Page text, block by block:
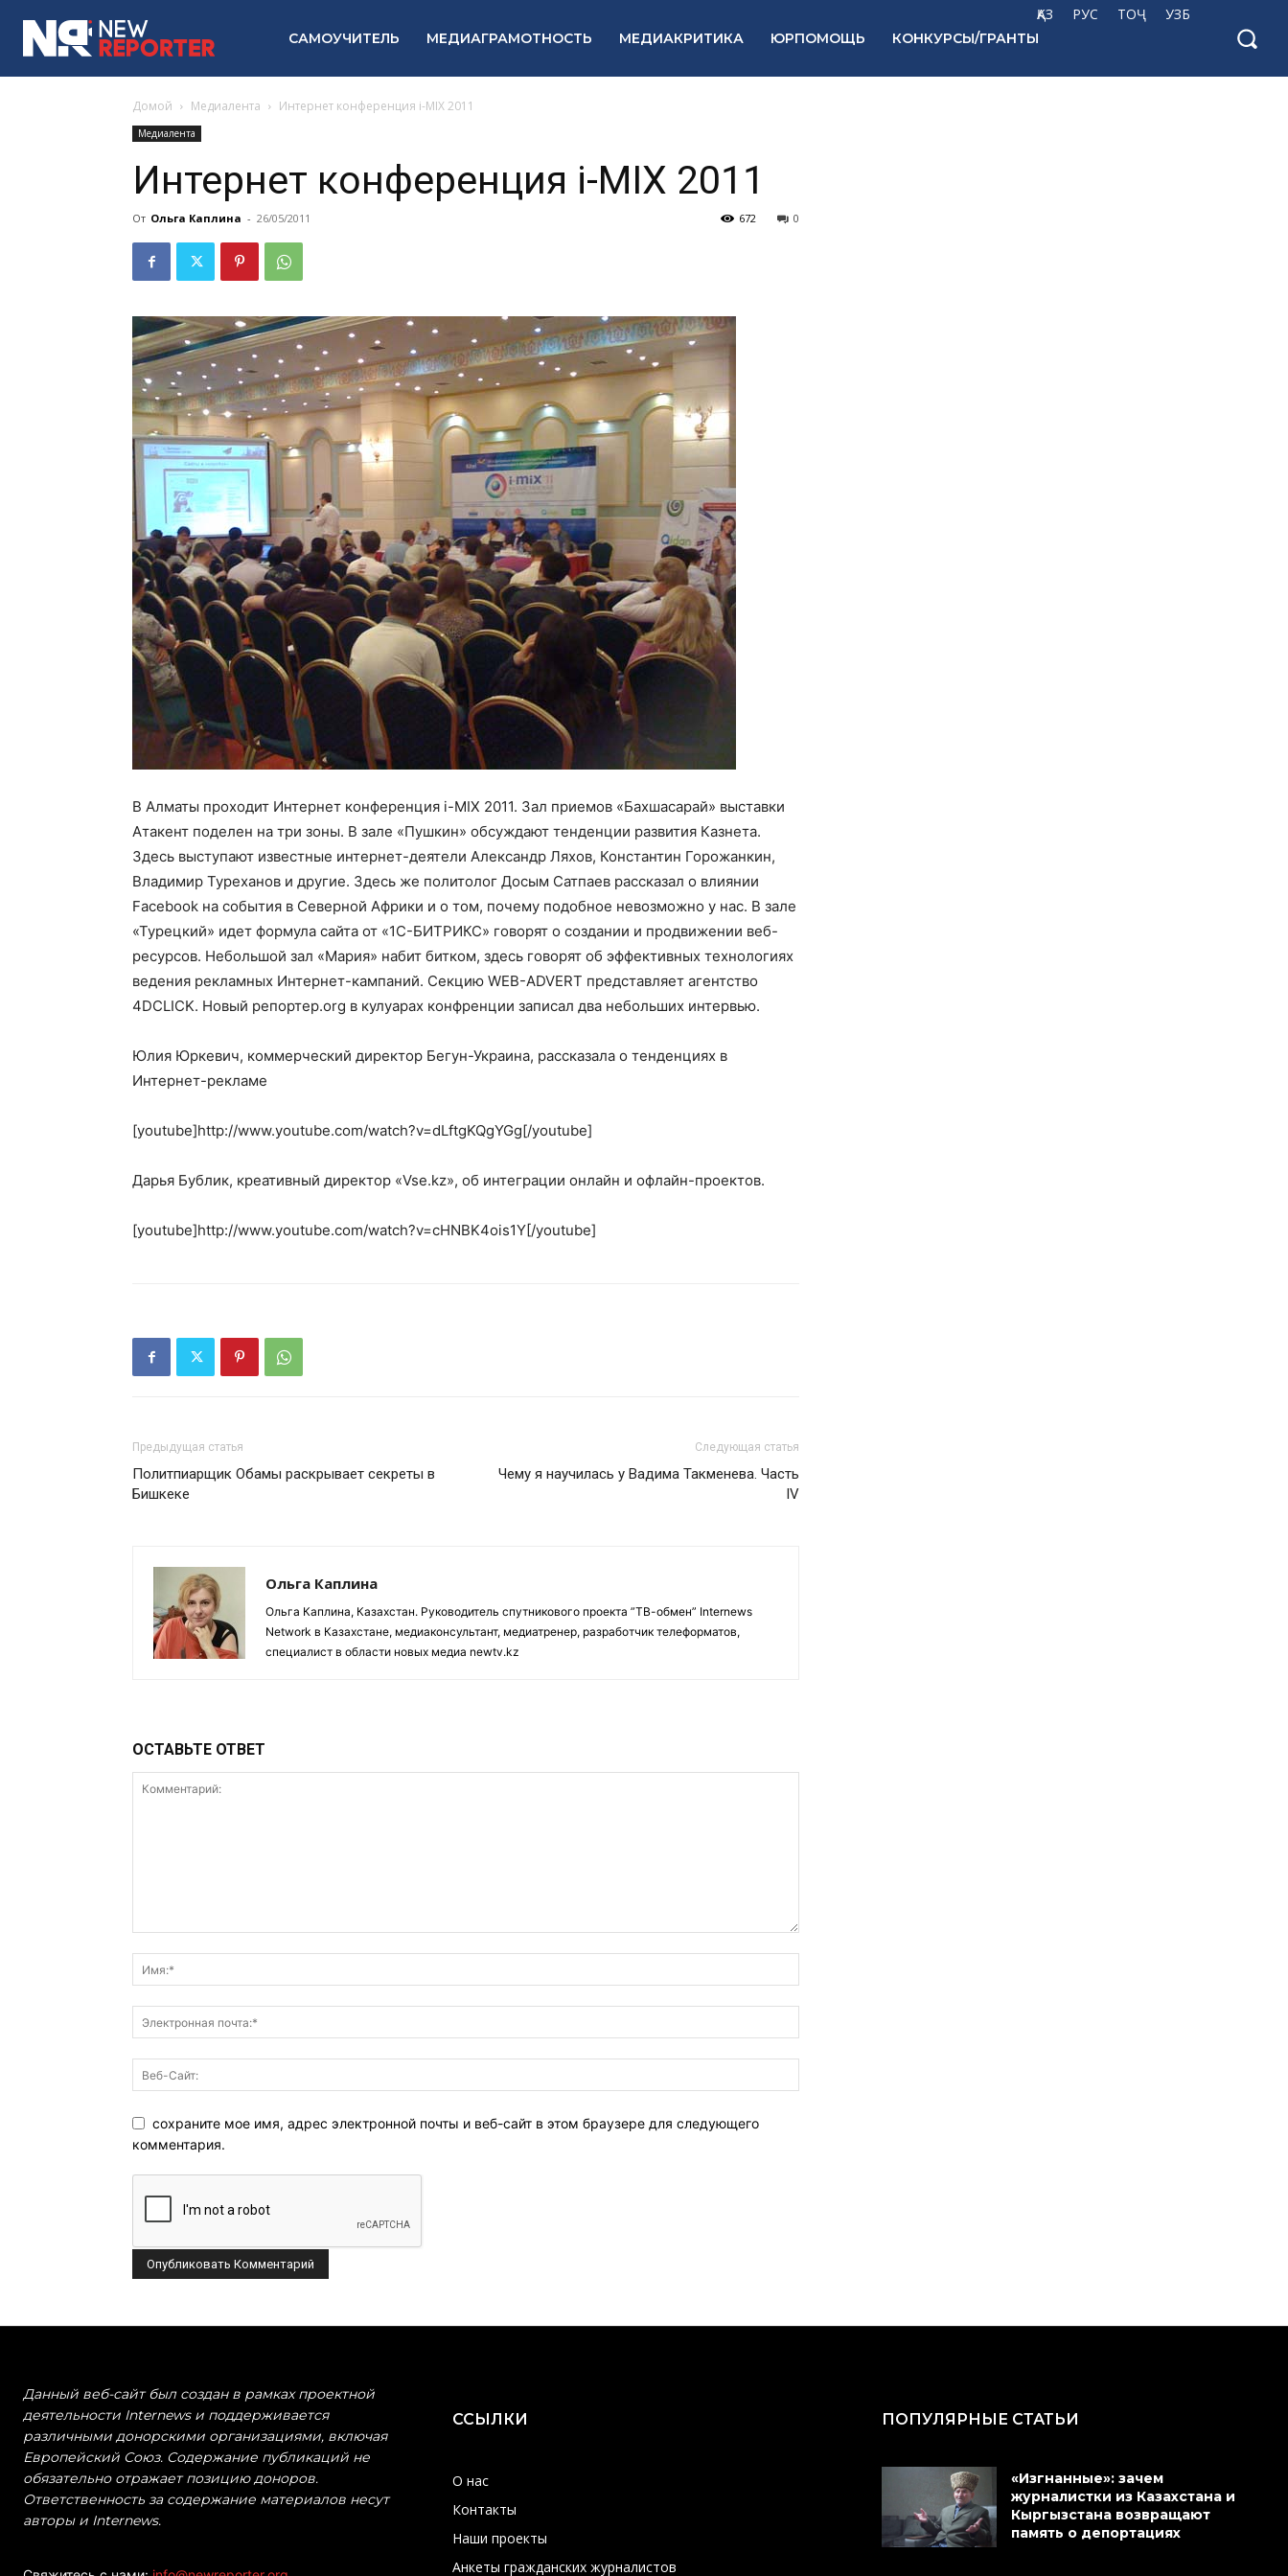
ҚАЗ РУС ТОҶ УЗБ
САМОУЧИТЕЛЬ МЕДИАГРАМОТНОСТЬ МЕДИАКРИТИКА ЮРПОМОЩЬ КОНКУРСЫ/ГРАНТЫ
Домой Медиалента Интернет конференция i-MIX 2011
Медиалента
Интернет конференция i-MIX 2011
От Ольга Каплина - 26/05/2011 0
672
В Алматы проходит Интернет конференция i-MIX 2011. Зал приемов «Бахшасарай» выставки
Атакент поделен на три зоны. В зале «Пушкин» обсуждают тенденции развития Казнета.
Здесь выступают известные интернет-деятели Александр Ляхов, Константин Горожанкин,
Владимир Туреханов и другие. Здесь же политолог Досым Сатпаев рассказал о влиянии
Facebook на события в Северной Африки и о том, почему подобное невозможно у нас. В зале
«Турецкий» идет формула сайта от «1С-БИТРИКС» говорят о создании и продвижении веб-
ресурсов. Небольшой зал «Мария» набит битком, здесь говорят об эффективных технологиях
ведения рекламных Интернет-кампаний. Секцию WEB-ADVERT представляет агентство
4DCLICK. Новый репортер.org в кулуарах конфренции записал два небольших интервью.
Юлия Юркевич, коммерческий директор Бегун-Украина, рассказала о тенденциях в
Интернет-рекламе
[youtube]http://www.youtube.com/watch?v=dLftgKQgYGg[/youtube]
Дарья Бублик, креативный директор «Vse.kz», об интеграции онлайн и офлайн-проектов.
[youtube]http://www.youtube.com/watch?v=cHNBK4ois1Y[/youtube]
Предыдущая статья
Политпиарщик Обамы раскрывает секреты в
Бишкеке
Следующая статья
Чему я научилась у Вадима Такменева. Часть
IV
Ольга Каплина
Ольга Каплина, Казахстан. Руководитель спутникового проекта ”ТВ-обмен” Internews
Network в Казахстане, медиаконсультант, медиатренер, разработчик телеформатов,
специалист в области новых медиа newtv.kz
ОСТАВЬТЕ ОТВЕТ
сохраните мое имя, адрес электронной почты и веб-сайт в этом браузере для следующего
комментария.
Данный веб-сайт был создан в рамках проектной
деятельности Internews и поддерживается
различными донорскими организациями, включая
Европейский Союз. Содержание публикаций не
обязательно отражает позицию доноров.
Ответственность за содержание материалов несут
авторы и Internews.
ССЫЛКИ
О нас
Контакты
Наши проекты
Анкеты гражданских журналистов
ПОПУЛЯРНЫЕ СТАТЬИ
«Изгнанные»: зачем
журналистки из Казахстана и
Кыргызстана возвращают
память о депортациях